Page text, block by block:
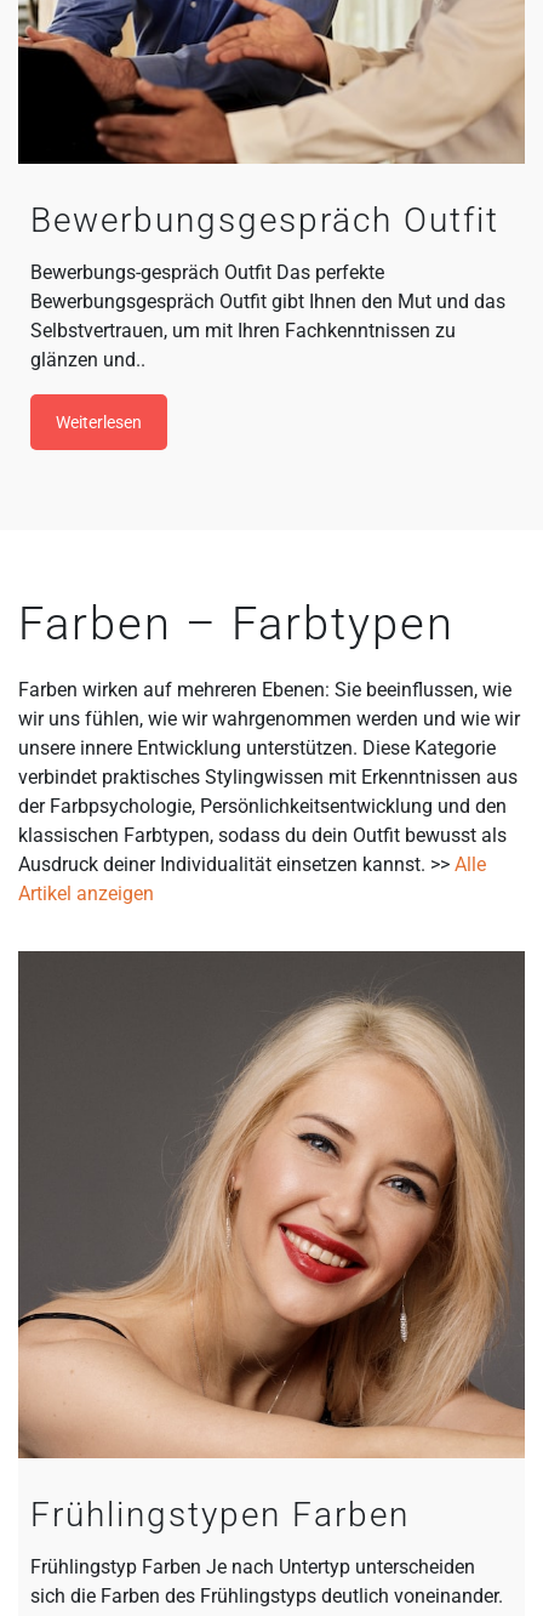
Bewerbungsgespräch Outfit
Bewerbungs-gespräch Outfit Das perfekte
Bewerbungsgespräch Outfit gibt Ihnen den Mut und das
Selbstvertrauen, um mit Ihren Fachkenntnissen zu
glänzen und..
Weiterlesen
Farben – Farbtypen
Farben wirken auf mehreren Ebenen: Sie beeinflussen, wie
wir uns fühlen, wie wir wahrgenommen werden und wie wir
unsere innere Entwicklung unterstützen. Diese Kategorie
verbindet praktisches Stylingwissen mit Erkenntnissen aus
der Farbpsychologie, Persönlichkeitsentwicklung und den
klassischen Farbtypen, sodass du dein Outfit bewusst als
Ausdruck deiner Individualität einsetzen kannst. >> Alle
Artikel anzeigen
Frühlingstypen Farben
Frühlingstyp Farben Je nach Untertyp unterscheiden
sich die Farben des Frühlingstyps deutlich voneinander.